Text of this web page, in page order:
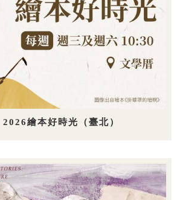
2026繪本好時光（臺北）